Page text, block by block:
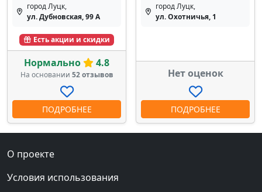
город Луцк,
ул. Дубновская, 99 А
Есть акции и скидки
Нормально 4.8
На основании 52 отзывов
ПОДРОБНЕЕ
город Луцк,
ул. Охотничья, 1
Нет оценок
ПОДРОБНЕЕ
О проекте
Условия использования